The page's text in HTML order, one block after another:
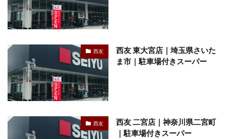
西友
西友 東大宮店｜埼玉県さいた
ま市｜駐車場付きスーパー
西友
西友 二宮店｜神奈川県二宮町
｜駐車場付きスーパー